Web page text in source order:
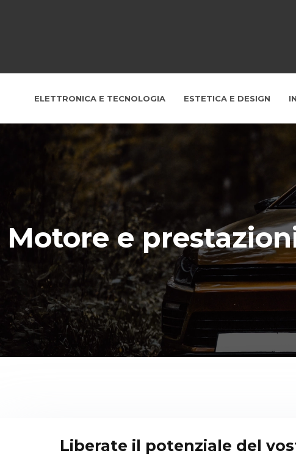
ELETTRONICA E TECNOLOGIA ESTETICA E DESIGN
Motore e
Liberate il potenziale del